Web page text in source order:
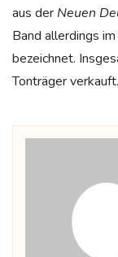
aus der Neuen
Band allerdings
bezeichnet.
Tonträger verkauft.